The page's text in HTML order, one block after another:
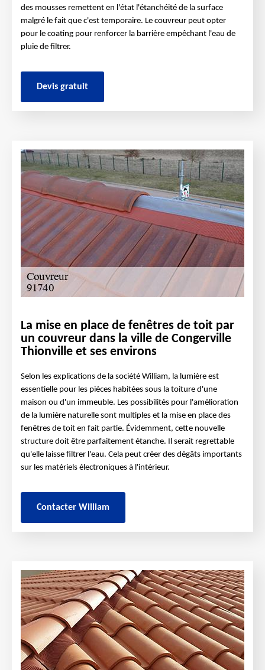
des mousses remettent en l'état l'étanchéité de la surface
malgré le fait que c'est temporaire. Le couvreur peut opter
pour le coating pour renforcer la barrière empêchant l'eau de
pluie de filtrer.
Devis gratuit
La mise en place de fenêtres de toit par
un couvreur dans la ville de Congerville
Thionville et ses environs
Selon les explications de la société William, la lumière est
essentielle pour les pièces habitées sous la toiture d'une
maison ou d'un immeuble. Les possibilités pour l'amélioration
de la lumière naturelle sont multiples et la mise en place des
fenêtres de toit en fait partie. Évidemment, cette nouvelle
structure doit être parfaitement étanche. Il serait regrettable
qu'elle laisse filtrer l'eau. Cela peut créer des dégâts importants
sur les matériels électroniques à l'intérieur.
Contacter William